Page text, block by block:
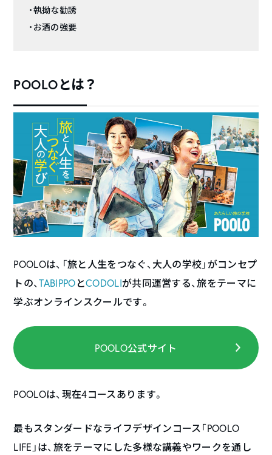
・執拗な勧誘
・お酒の強要
POOLOとは？
POOLOは、「旅と人生をつなぐ、大人の学校」がコンセプ
トの、TABIPPOとCODOLIが共同運営する、旅をテーマに
学ぶオンラインスクールです。
POOLO公式サイト
POOLOは、現在4コースあります。
最もスタンダードなライフデザインコース「POOLO
LIFE」は、旅をテーマにした多様な講義やワークを通し